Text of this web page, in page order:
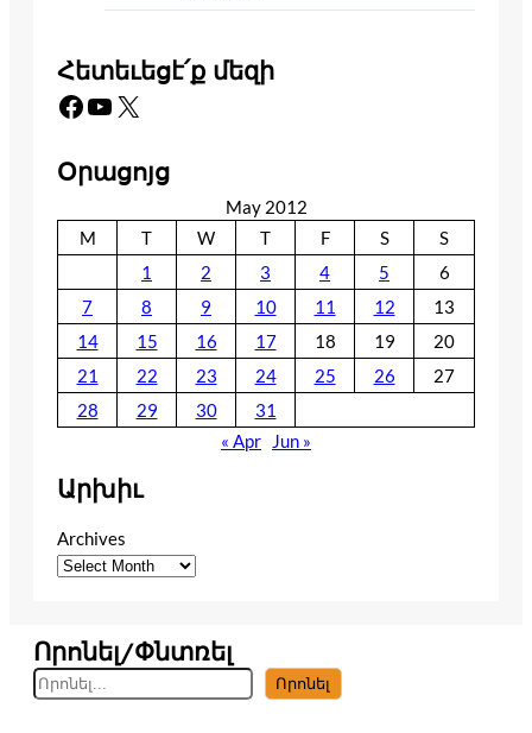
Հետեւեցէ՛ք մեզի
Facebook YouTube X
Օրացոյց
May 2012
M
T W T F S
S
1
2 3 4 5
6
7
8 9 10 11 12
13
14
15 16 17 18 19
20
21
22 23 24 25 26
27
28
29 30
31
« Apr
Jun »
Արխիւ
Archives
Որոնել/Փնտռել
S
e
Որոնել